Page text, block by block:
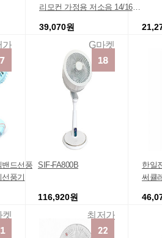
가
리모컨 가정용 저소음 14/16인
39,070원
G마켓
드선풍
풍기
켓
SIF-FA800B
116,920원
최저가
한일
써큘